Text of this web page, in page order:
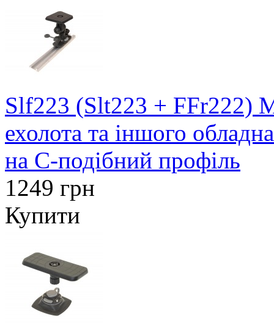
Slf223 (Slt223 + FFr222)
ехолота та іншого
на C-подібний профіль
1249 грн
Купити